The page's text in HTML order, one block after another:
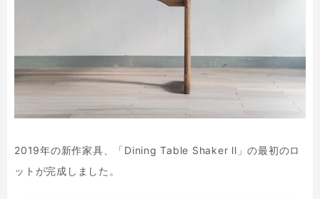
2019年の新作家具、「Dining Table Shaker ll」の最初のロ
ットが完成しました。